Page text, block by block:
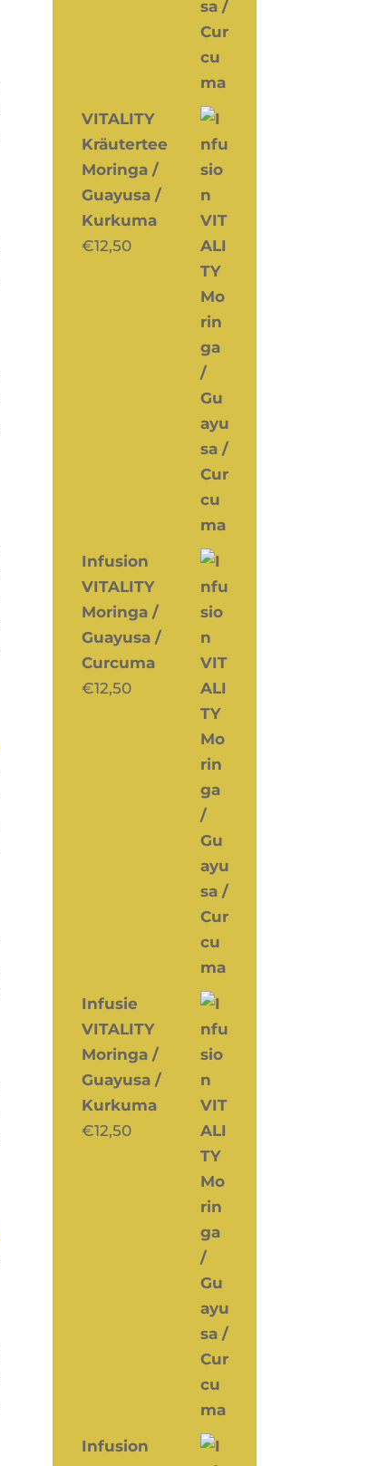
VITALITY
Kräutertee
Moringa /
Guayusa /
Kurkuma
€12,50
Infusion
VITALITY
Moringa /
Guayusa /
Curcuma
€12,50
Infusie
VITALITY
Moringa /
Guayusa /
Kurkuma
€12,50
Infusion